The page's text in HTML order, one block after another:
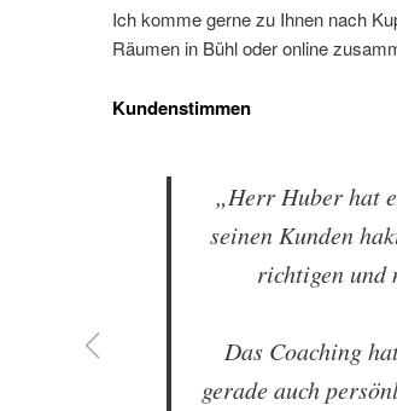
Ich komme gerne zu Ihnen nach
Räumen in Bühl oder online
Kundenstimmen
„Herr Huber hat
seinen Kunden
richtigen und
Das Coaching
gerade auch